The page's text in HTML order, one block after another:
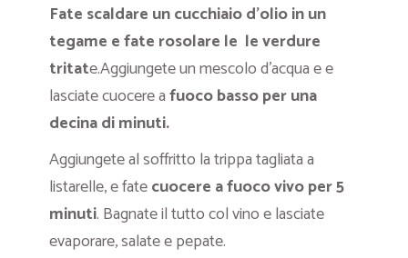
Fate scaldare un cucchiaio d’olio in un
tegame e fate rosolare le le verdure
tritate.Aggiungete un mescolo d’acqua e e
lasciate cuocere afuoco basso per una
decina di minuti.
Aggiungete al soffritto la trippa tagliata a
listarelle, e fatecuocere a fuoco vivo per 5
minuti. Bagnate il tutto col vino e lasciate
evaporare, salate e pepate.